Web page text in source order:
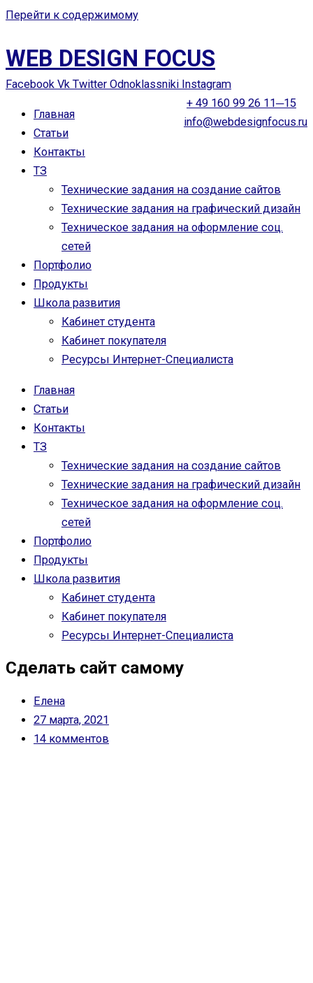
Перейти к содержимому
WEB DESIGN FOCUS
Facebook Vk Twitter Odnoklassniki Instagram
+ 49 160 99 26 11─15
info@webdesignfocus.ru
Главная
Статьи
Контакты
ТЗ
Технические задания на создание сайтов
Технические задания на графический дизайн
Техническое задания на оформление соц.
сетей
Портфолио
Продукты
Школа развития
Кабинет студента
Кабинет покупателя
Ресурсы Интернет-Специалиста
Главная
Статьи
Контакты
ТЗ
Технические задания на создание сайтов
Технические задания на графический дизайн
Техническое задания на оформление соц.
сетей
Портфолио
Продукты
Школа развития
Кабинет студента
Кабинет покупателя
Ресурсы Интернет-Специалиста
Сделать сайт самому
Елена
27 марта, 2021
14 комментов